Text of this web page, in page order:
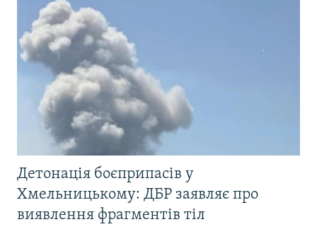
Детонація боєприпасів у
Хмельницькому: ДБР заявляє про
виявлення фрагментів тіл